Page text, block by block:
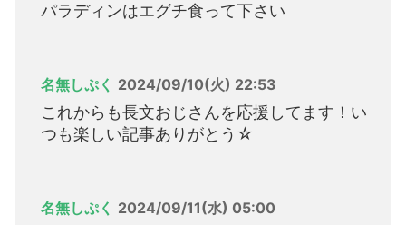
パラディンはエグチ食って下さい
名無しぷく 2024/09/10(火) 22:53
これからも長文おじさんを応援してます！い
つも楽しい記事ありがとう☆
名無しぷく 2024/09/11(水) 05:00